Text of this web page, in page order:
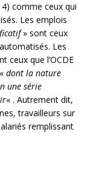
comme ceux qui
Les emplois
» sont ceux
Les
ceux que l’OCDE
dont la nature
une série
« . Autrement dit,
travailleurs sur
remplissant